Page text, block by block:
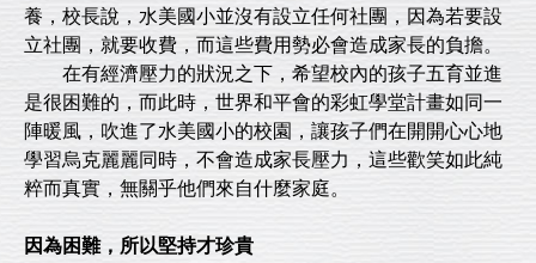
養，校長說，水美國小並沒有設立任何社團，因為若要設
立社團，就要收費，而這些費用勢必會造成家長的負擔。
在有經濟壓力的狀況之下，希望校內的孩子五育並進
是很困難的，而此時，世界和平會的彩虹學堂計畫如同一
陣暖風，吹進了水美國小的校園，讓孩子們在開開心心地
學習烏克麗麗同時，不會造成家長壓力，這些歡笑如此純
粹而真實，無關乎他們來自什麼家庭。
因為困難，所以堅持才珍貴